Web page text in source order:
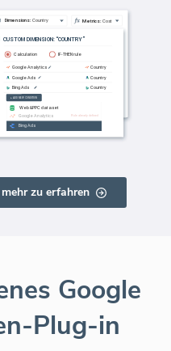
zu erfahren
Google
Plug-in